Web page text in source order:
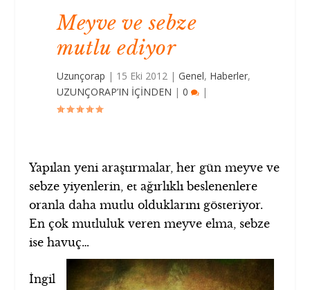
Meyve ve sebze
mutlu ediyor
Uzunçorap | 15 Eki 2012 |Genel, Haberler,
UZUNÇORAP’IN İÇİNDEN |0 |
Yapılan yeni araştırmalar, her gün meyve ve
sebze yiyenlerin, et ağırlıklı beslenenlere
oranla daha mutlu olduklarını gösteriyor.
En çok mutluluk veren meyve elma, sebze
ise havuç…
İngil